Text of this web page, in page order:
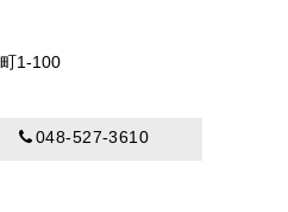
1-100
048-527-3610